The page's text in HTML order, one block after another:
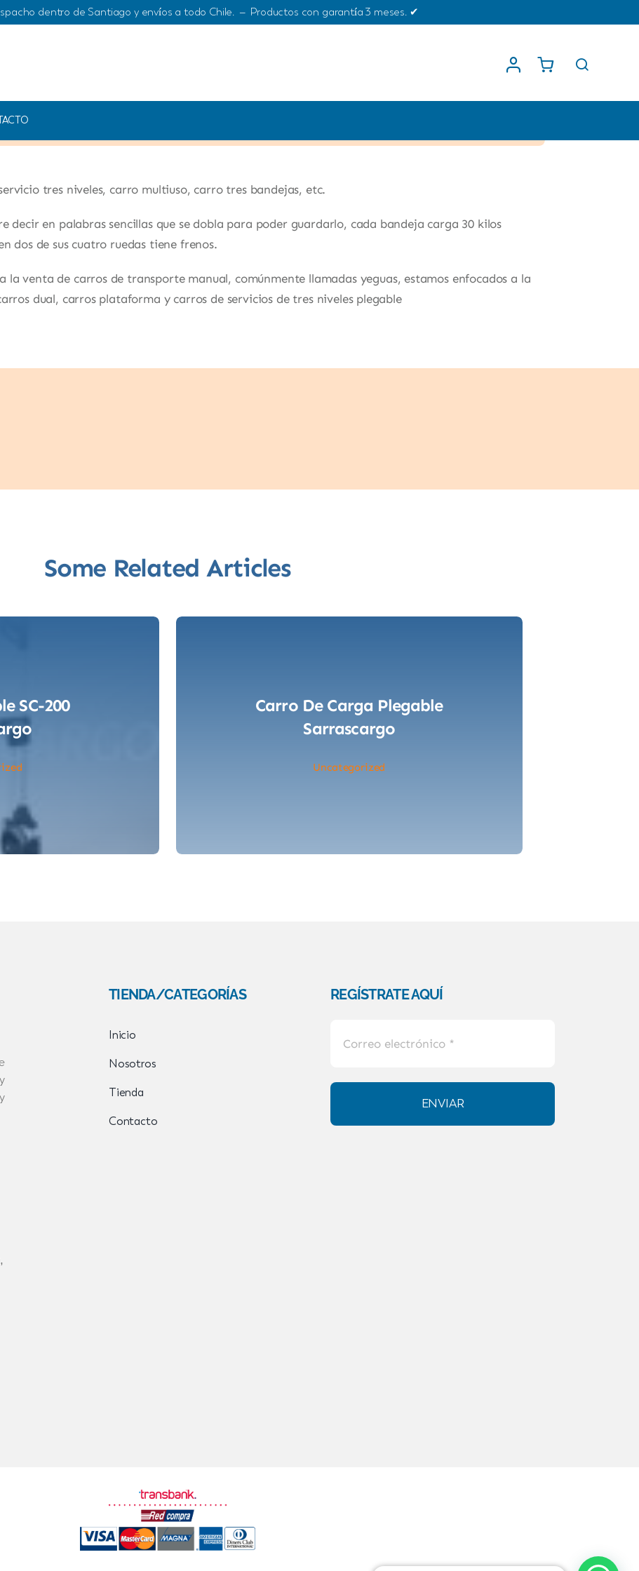
dentro de Santiago y envíos a todo Chile. – Productos con garantía 3 meses. ✔
Cargo
tres niveles, carro multiuso, carro tres bandejas, etc.
decir en palabras sencillas que se dobla para poder guardarlo, cada bandeja carga 30 kilos
dos de sus cuatro ruedas tiene frenos.
la venta de carros de transporte manual, comúnmente llamadas yeguas, estamos enfocados a la
dual, carros plataforma y carros de servicios de tres niveles plegable
Some Related Articles
SC-200
Carro De Carga Plegable
Sarrascargo
Uncategorized
TIENDA/CATEGORÍAS
Inicio
Nosotros
Tienda
Contacto
REGÍSTRATE AQUÍ
ENVIAR